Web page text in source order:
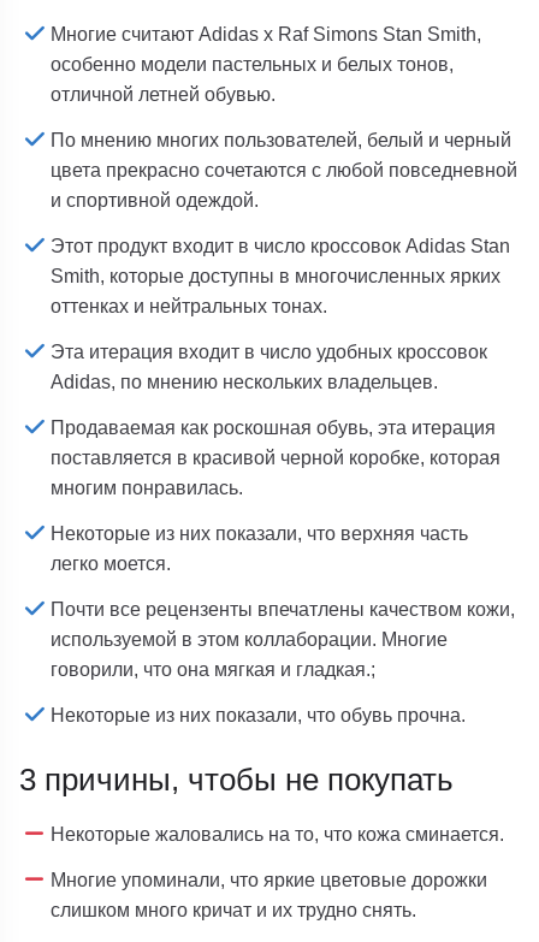
Многие считают Adidas x Raf Simons Stan Smith,
особенно модели пастельных и белых тонов,
отличной летней обувью.
По мнению многих пользователей, белый и черный
цвета прекрасно сочетаются с любой повседневной
и спортивной одеждой.
Этот продукт входит в число кроссовок Adidas Stan
Smith, которые доступны в многочисленных ярких
оттенках и нейтральных тонах.
Эта итерация входит в число удобных кроссовок
Adidas, по мнению нескольких владельцев.
Продаваемая как роскошная обувь, эта итерация
поставляется в красивой черной коробке, которая
многим понравилась.
Некоторые из них показали, что верхняя часть
легко моется.
Почти все рецензенты впечатлены качеством кожи,
используемой в этом коллаборации. Многие
говорили, что она мягкая и гладкая.;
Некоторые из них показали, что обувь прочна.
3 причины, чтобы не покупать
Некоторые жаловались на то, что кожа сминается.
Многие упоминали, что яркие цветовые дорожки
слишком много кричат и их трудно снять.